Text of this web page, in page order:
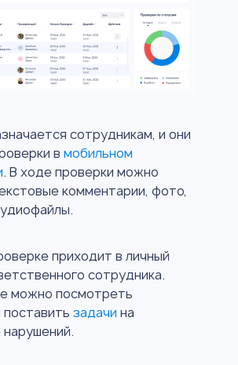
сотрудникам, и они
в мобильном
. В ходе проверки можно
комментарии, фото,
приходит в личный
сотрудника.
можно посмотреть
поставить задачи на